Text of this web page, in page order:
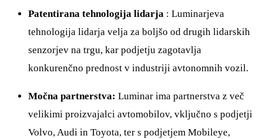
Patentirana tehnologija lidarja : Luminarjeva
tehnologija lidarja velja za boljšo od drugih lidarskih
senzorjev na trgu, kar podjetju zagotavlja
konkurenčno prednost v industriji avtonomnih vozil.
Močna partnerstva: Luminar ima partnerstva z več
velikimi proizvajalci avtomobilov, vključno s podjetji
Volvo, Audi in Toyota, ter s podjetjem Mobileye,